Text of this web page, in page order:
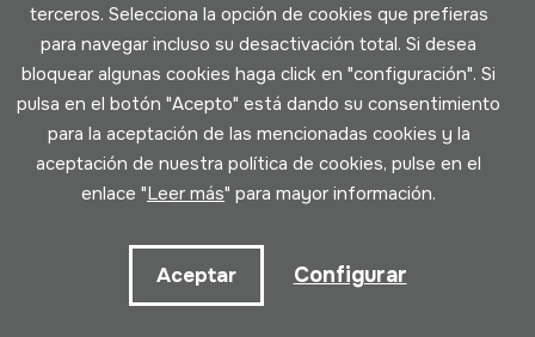
Política de cookies
Desarrollado por Lotura
terceros. Selecciona la opción de cookies que prefieras
para navegar incluso su desactivación total. Si desea
bloquear algunas cookies haga click en "configuración". Si
pulsa en el botón "Acepto" está dando su consentimiento
para la aceptación de las mencionadas cookies y la
aceptación de nuestra política de cookies, pulse en el
enlace "Leer más" para mayor información.
Aceptar Configurar